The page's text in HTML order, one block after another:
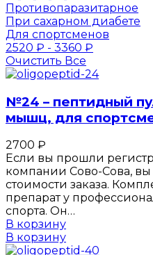
Противопаразитарное
При сахарном диабете
Для спортсменов
2520 ₽ - 3360 ₽
Очистить Все
№24 – пептидный
мышц, для
2700 ₽
Если вы прошли
компании Сово-Сова, вы
стоимости заказа.
препарат у
спорта. Он…
В корзину
В корзину